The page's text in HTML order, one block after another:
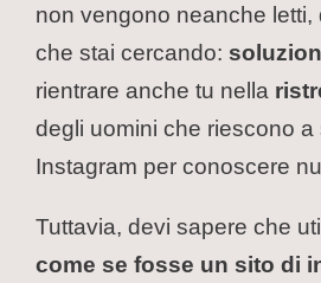
non vengono neanche letti,
che stai cercando:
rientrare anche tu nella
degli uomini che riescono a
Instagram per conoscere
Tuttavia, devi sapere che
come se fosse un sito di